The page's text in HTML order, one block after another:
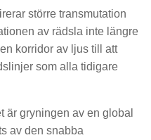
större transmutation
av rädsla inte längre
korridor av ljus till att
som alla tidigare
är gryningen av en global
av den snabba